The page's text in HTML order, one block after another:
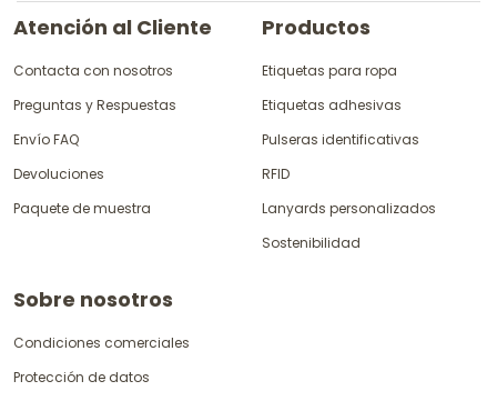
Atención al Cliente
Contacta con nosotros
Preguntas y Respuestas
Envío FAQ
Devoluciones
Paquete de muestra
Productos
Etiquetas para ropa
Etiquetas adhesivas
Pulseras identificativas
RFID
Lanyards personalizados
Sostenibilidad
Sobre nosotros
Condiciones comerciales
Protección de datos